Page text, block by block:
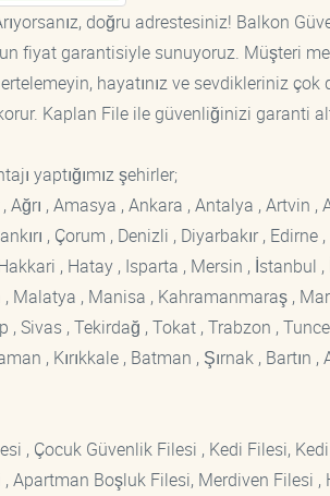
doğru adrestesiniz! Balkon
fiyat garantisiyle sunuyoruz. Müşteri
hayatınız ve sevdikleriniz çok
Kaplan File ile güvenliğinizi garanti
yaptığımız şehirler;
, Amasya , Ankara , Antalya , Artvin ,
, Çorum , Denizli , Diyarbakır , Edirne
, Hatay , Isparta , Mersin , İstanbul
, Malatya , Manisa , Kahramanmaraş ,
, Sivas , Tekirdağ , Tokat , Trabzon ,
, Kırıkkale , Batman , Şırnak , Bartın
, Çocuk Güvenlik Filesi , Kedi Filesi,
Apartman Boşluk Filesi, Merdiven Filesi ,